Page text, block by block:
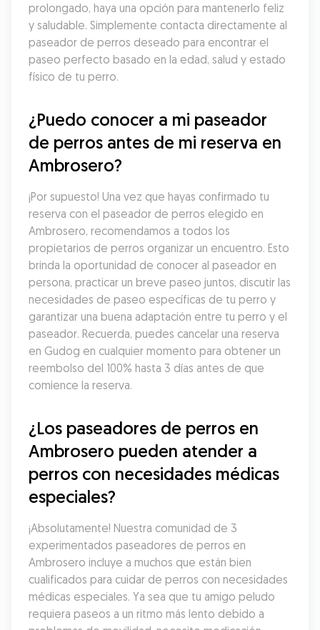
prolongado, haya una opción para mantenerlo feliz
y saludable. Simplemente contacta directamente al
paseador de perros deseado para encontrar el
paseo perfecto basado en la edad, salud y estado
físico de tu perro.
¿Puedo conocer a mi paseador
de perros antes de mi reserva en
Ambrosero?
¡Por supuesto! Una vez que hayas confirmado tu
reserva con el paseador de perros elegido en
Ambrosero, recomendamos a todos los
propietarios de perros organizar un encuentro. Esto
brinda la oportunidad de conocer al paseador en
persona, practicar un breve paseo juntos, discutir las
necesidades de paseo específicas de tu perro y
garantizar una buena adaptación entre tu perro y el
paseador. Recuerda, puedes cancelar una reserva
en Gudog en cualquier momento para obtener un
reembolso del 100% hasta 3 días antes de que
comience la reserva.
¿Los paseadores de perros en
Ambrosero pueden atender a
perros con necesidades médicas
especiales?
¡Absolutamente! Nuestra comunidad de 3
experimentados paseadores de perros en
Ambrosero incluye a muchos que están bien
cualificados para cuidar de perros con necesidades
médicas especiales. Ya sea que tu amigo peludo
requiera paseos a un ritmo más lento debido a